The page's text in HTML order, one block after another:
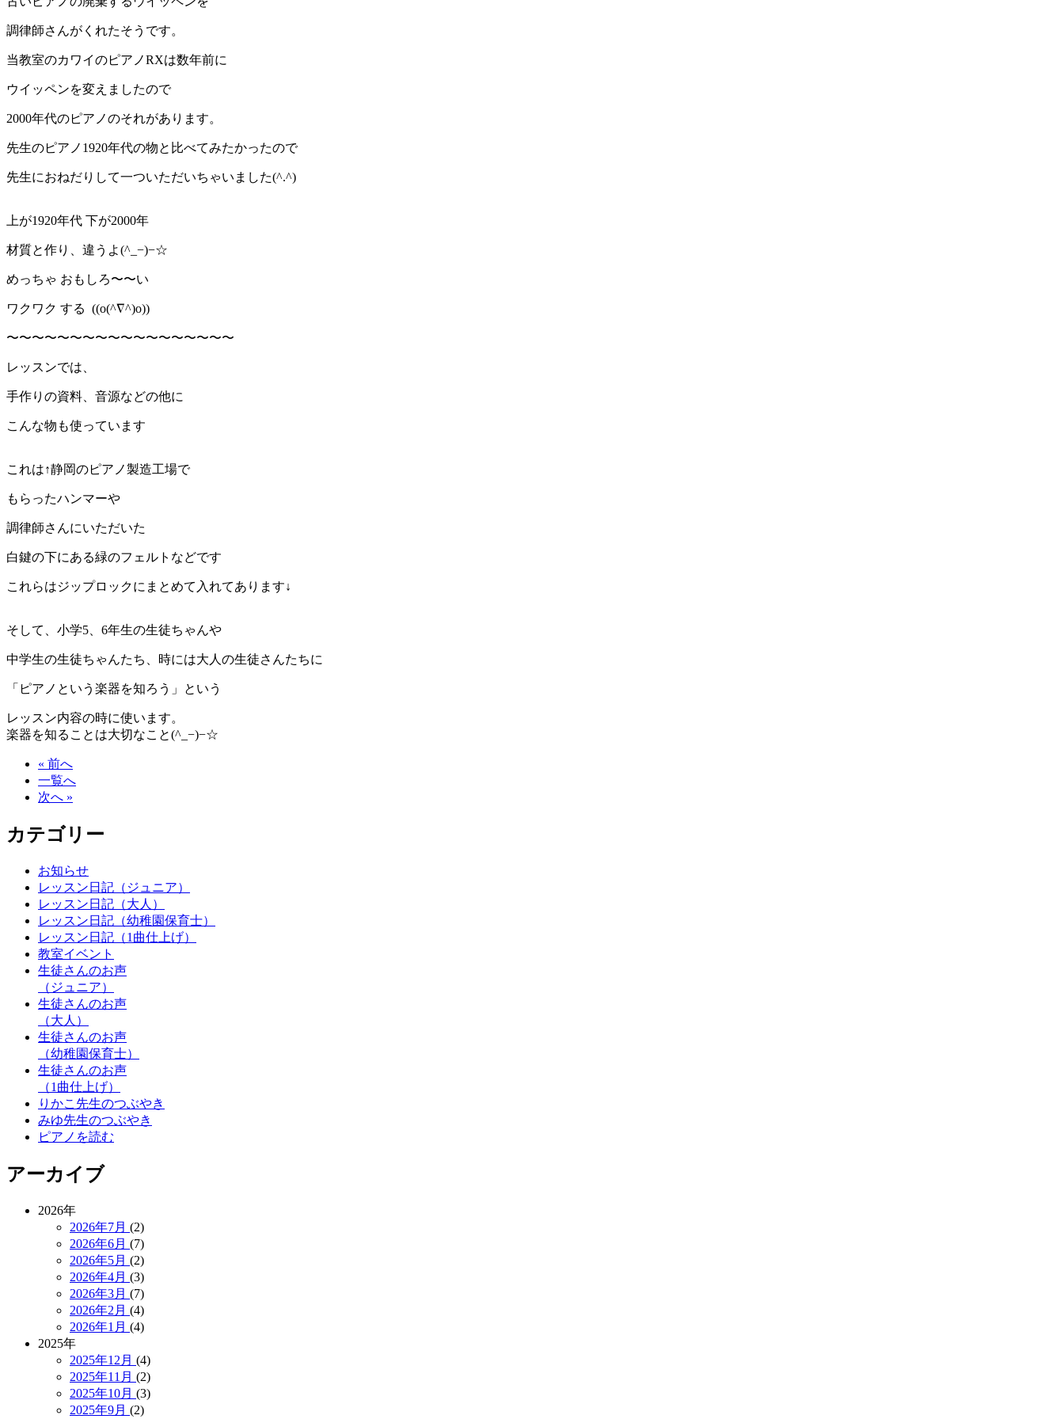
調律師さんがくれたそうです。
当教室のカワイのピアノRXは数年前に
ウイッペンを変えましたので
2000年代のピアノのそれがあります。
先生のピアノ1920年代の物と比べてみたかったので
先生におねだりして一ついただいちゃいました(^.^)
上が1920年代 下が2000年
材質と作り、違うよ(^_−)−☆
めっちゃ おもしろ〜〜い
ワクワク する ((o(^∇^)o))
〜〜〜〜〜〜〜〜〜〜〜〜〜〜〜〜〜〜
レッスンでは、
手作りの資料、音源などの他に
こんな物も使っています
これは↑静岡のピアノ製造工場で
もらったハンマーや
調律師さんにいただいた
白鍵の下にある緑のフェルトなどです
これらはジップロックにまとめて入れてあります↓
そして、小学5、6年生の生徒ちゃんや
中学生の生徒ちゃんたち、時には大人の生徒さんたちに
「ピアノという楽器を知ろう」という
レッスン内容の時に使います。
楽器を知ることは大切なこと(^_−)−☆
« 前へ
一覧へ
次へ »
カテゴリー
お知らせ
レッスン日記（ジュニア）
レッスン日記（大人）
レッスン日記（幼稚園保育士）
レッスン日記（1曲仕上げ）
教室イベント
生徒さんのお声
（ジュニア）
生徒さんのお声
（大人）
生徒さんのお声
（幼稚園保育士）
生徒さんのお声
（1曲仕上げ）
りかこ先生のつぶやき
みゆ先生のつぶやき
ピアノを読む
アーカイブ
2026年
2026年7月 (2)
2026年6月 (7)
2026年5月 (2)
2026年4月 (3)
2026年3月 (7)
2026年2月 (4)
2026年1月 (4)
2025年
2025年12月 (4)
2025年11月 (2)
2025年10月 (3)
2025年9月 (2)